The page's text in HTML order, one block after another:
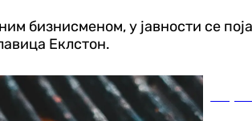
бизнисменом, у јавности се
Еклстон.